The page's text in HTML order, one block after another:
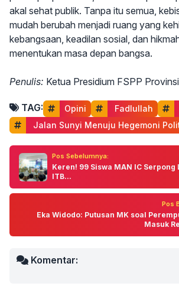
akal sehat publik. Tanpa itu semua,
mudah berubah menjadi ruang yang
kebangsaan, keadilan sosial, dan
menentukan masa depan bangsa.
Penulis: Ketua Presidium FSPP
TAG: Opini Fadlullah
Jalan Sunyi Menuju Hegemoni
Pos Sebelumnya:
Keren! 99 Siswa MAN IC Serpong
ITB...
Pos
Eka Widodo: Putusan MK soal
Masuk
Komentar: